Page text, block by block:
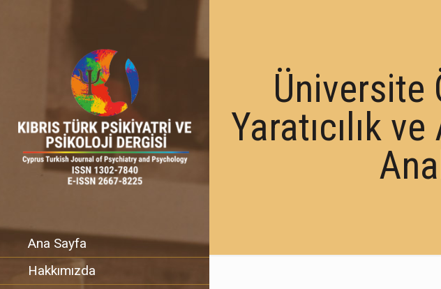
Ana Sayfa
Hakkımızda
Üniversite
Yaratıcılık